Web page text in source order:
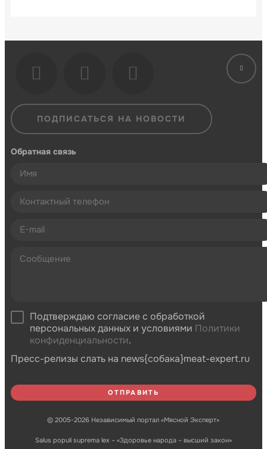
ПОДПИСАТЬСЯ НА НОВОСТИ
Обратная связь
Подтверждаю согласие с обработкой
персональных данных и условиями Политики
конфиденциальности.
Пресс-релизы слать на news{собака}meat-expert.ru
© 2005-2026 Независимый портал «Мясной Эксперт»
Salus populi suprema lex – «Здоровье народа – высший закон»